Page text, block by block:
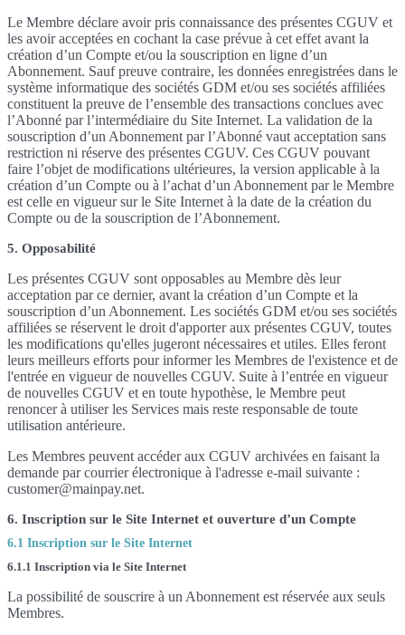
Le Membre déclare avoir pris connaissance des présentes CGUV et
les avoir acceptées en cochant la case prévue à cet effet avant la
création d’un Compte et/ou la souscription en ligne d’un
Abonnement. Sauf preuve contraire, les données enregistrées dans le
système informatique des sociétés GDM et/ou ses sociétés affiliées
constituent la preuve de l’ensemble des transactions conclues avec
l’Abonné par l’intermédiaire du Site Internet. La validation de la
souscription d’un Abonnement par l’Abonné vaut acceptation sans
restriction ni réserve des présentes CGUV. Ces CGUV pouvant
faire l’objet de modifications ultérieures, la version applicable à la
création d’un Compte ou à l’achat d’un Abonnement par le Membre
est celle en vigueur sur le Site Internet à la date de la création du
Compte ou de la souscription de l’Abonnement.
5. Opposabilité
Les présentes CGUV sont opposables au Membre dès leur
acceptation par ce dernier, avant la création d’un Compte et la
souscription d’un Abonnement. Les sociétés GDM et/ou ses sociétés
affiliées se réservent le droit d'apporter aux présentes CGUV, toutes
les modifications qu'elles jugeront nécessaires et utiles. Elles feront
leurs meilleurs efforts pour informer les Membres de l'existence et de
l'entrée en vigueur de nouvelles CGUV. Suite à l’entrée en vigueur
de nouvelles CGUV et en toute hypothèse, le Membre peut
renoncer à utiliser les Services mais reste responsable de toute
utilisation antérieure.
Les Membres peuvent accéder aux CGUV archivées en faisant la
demande par courrier électronique à l'adresse e-mail suivante :
customer@mainpay.net.
6. Inscription sur le Site Internet et ouverture d’un Compte
6.1 Inscription sur le Site Internet
6.1.1 Inscription via le Site Internet
La possibilité de souscrire à un Abonnement est réservée aux seuls
Membres.